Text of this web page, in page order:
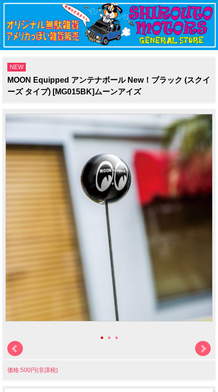
NEW
MOON Equipped アンテナボール New！ブラック (スクイ
ーズ タイプ) [MG015BK]ムーンアイズ
価格:500円(非課税)